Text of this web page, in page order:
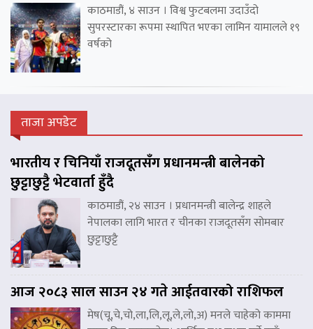
काठमाडौं, ४ साउन । विश्व फुटबलमा उदाउँदो
सुपरस्टारका रूपमा स्थापित भएका लामिन यामालले १९
वर्षको
ताजा अपडेट
भारतीय र चिनियाँ राजदूतसँग प्रधानमन्त्री बालेनको
छुट्टाछुट्टै भेटवार्ता हुँदै
काठमाडौं, २४ साउन । प्रधानमन्त्री बालेन्द्र शाहले
नेपालका लागि भारत र चीनका राजदूतसँग सोमबार
छुट्टाछुट्टै
आज २०८३ साल साउन २४ गते आईतवारको राशिफल
मेष(चू,चे,चो,ला,लि,लू,ले,लो,अ) मनले चाहेको काममा